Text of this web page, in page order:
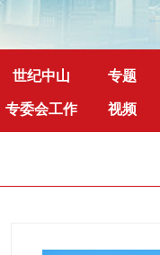
世纪中山 专题
专委会工作 视频